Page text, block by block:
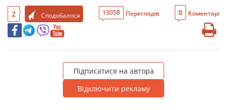
2 Сподобалося 13058 Переглядів 0 Коментарі
Підписатися на автора
Відключити рекламу